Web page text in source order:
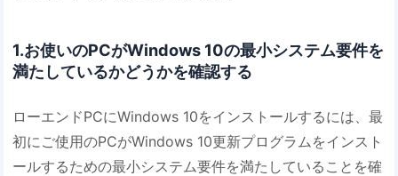
1.お使いのPCがWindows 10の最小システム要件を
満たしているかどうかを確認する
ローエンドPCにWindows 10をインストールするには、最
初にご使用のPCがWindows 10更新プログラムをインスト
ールするための最小システム要件を満たしていることを確